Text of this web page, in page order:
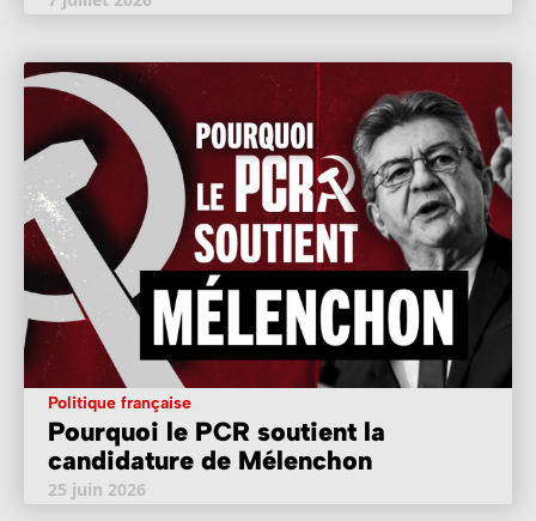
Politique française
Pourquoi le PCR soutient la
candidature de Mélenchon
25 juin 2026